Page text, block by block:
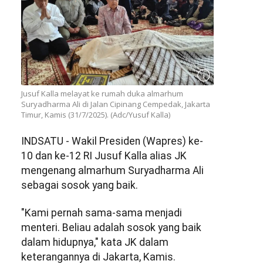
Jusuf Kalla melayat ke rumah duka almarhum
Suryadharma Ali di Jalan Cipinang Cempedak, Jakarta
Timur, Kamis (31/7/2025). (Adc/Yusuf Kalla)
INDSATU - Wakil Presiden (Wapres) ke-
10 dan ke-12 RI Jusuf Kalla alias JK
mengenang almarhum Suryadharma Ali
sebagai sosok yang baik.
"Kami pernah sama-sama menjadi
menteri. Beliau adalah sosok yang baik
dalam hidupnya," kata JK dalam
keterangannya di Jakarta, Kamis.